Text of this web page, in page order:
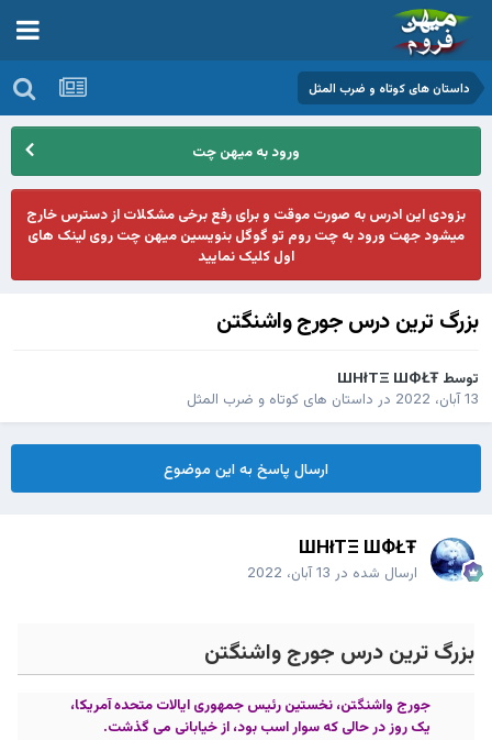
داستان های کوتاه و ضرب المثل
ورود به میهن چت
بزودی این ادرس به صورت موقت و برای رفع برخی مشکلات از دسترس خارج
میشود جهت ورود به چت روم تو گوگل بنویسین میهن چت روی لینک های
اول کلیک نمایید
بزرگ­ ترین درس جورج واشنگتن
توسط ШHłTΞ ШФŁŦ
13 آبان، 2022
در داستان های کوتاه و ضرب المثل
ارسال پاسخ به این موضوع
ШHłTΞ ШФŁŦ
ارسال شده در 13 آبان، 2022
بزرگ­ ترین درس جورج واشنگتن
جورج واشنگتن، نخستین رئیس­ جمهوری ایالات متحده آمریکا،
یک روز در حالی که سوار اسب بود، از خیابانی می­ گذشت.